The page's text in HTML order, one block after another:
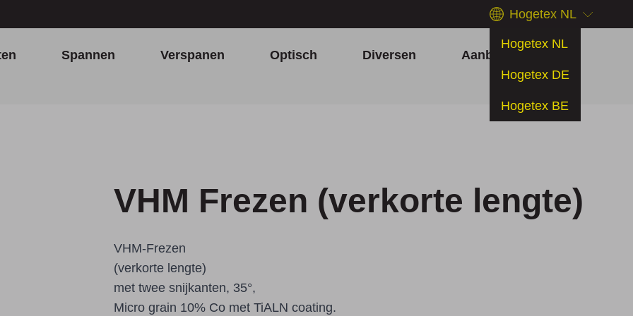
Hogetex NL
Hogetex NL
Hogetex DE
Hogetex BE
Spannen Verspanen Optisch Diversen Aanbiedingen
VHM Frezen (verkorte lengte)
VHM-Frezen
(verkorte lengte)
met twee snijkanten, 35°,
Micro grain 10% Co met TiALN coating.